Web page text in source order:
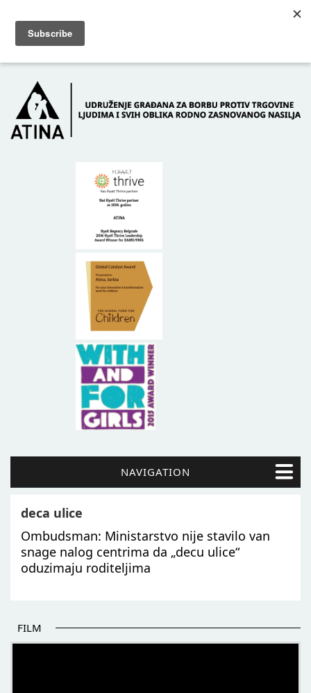
POČETNA O NAMA
NAVIGATION
deca ulice
Ombudsman: Ministarstvo nije stavilo van
snage nalog centrima da „decu ulice“
oduzimaju roditeljima
FILM